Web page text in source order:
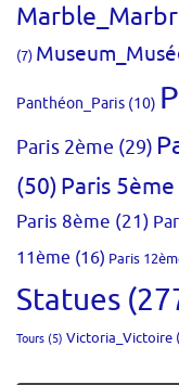
(7)
Panthéon_Paris (10)
Paris 2ème (29)
(50)Paris 5ème
Paris 8ème (21)
11ème (16) Paris
Statues
Tours (5) Victoria_Victoire